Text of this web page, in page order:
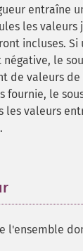
entraîne
les valeurs
incluses. Si
le
de valeurs de
fournie, le
les valeurs
l'ensemble